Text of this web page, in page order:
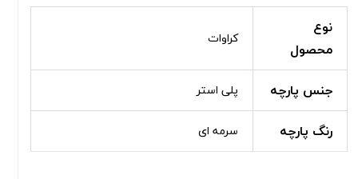
نوع
محصول
کراوات
جنس پارچه پلی استر
رنگ پارچه سرمه ای